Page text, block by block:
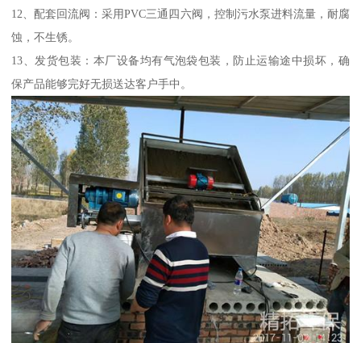
12、配套回流阀：采用PVC三通四六阀，控制污水泵进料流量，耐腐
蚀，不生锈。
13、发货包装：本厂设备均有气泡袋包装，防止运输途中损坏，确
保产品能够完好无损送达客户手中。